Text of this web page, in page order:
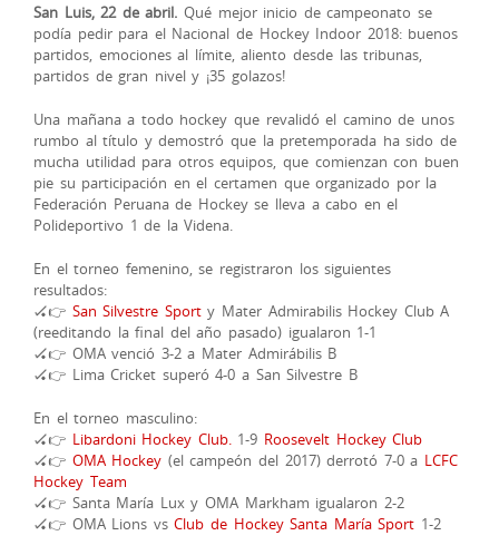
San Luis, 22 de abril. Qué mejor inicio de campeonato se
podía pedir para el Nacional de Hockey Indoor 2018: buenos
partidos, emociones al límite, aliento desde las tribunas,
partidos de gran nivel y ¡35 golazos!
Una mañana a todo hockey que revalidó el camino de unos
rumbo al título y demostró que la pretemporada ha sido de
mucha utilidad para otros equipos, que comienzan con buen
pie su participación en el certamen que organizado por la
Federación Peruana de Hockey se lleva a cabo en el
Polideportivo 1 de la Videna.
En el torneo femenino, se registraron los siguientes
resultados:
🏑👉 San Silvestre Sporty Mater Admirabilis Hockey Club A
(reeditando la final del año pasado) igualaron 1-1
🏑👉 OMA venció 3-2 a Mater Admirábilis B
🏑👉 Lima Cricket superó 4-0 a San Silvestre B
En el torneo masculino:
🏑👉 Libardoni Hockey Club.1-9 Roosevelt Hockey Club
🏑👉 OMA Hockey (el campeón del 2017) derrotó 7-0 a LCFC
Hockey Team
🏑👉 Santa María Lux y OMA Markham igualaron 2-2
🏑👉 OMA Lions vsClub de Hockey Santa María Sport 1-2